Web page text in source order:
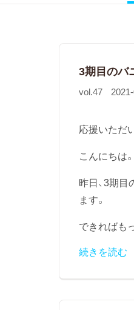
3期目のバ
vol.47
応援いただ
こんにちは。
昨日、3期
ます。
できればも
続きを読む